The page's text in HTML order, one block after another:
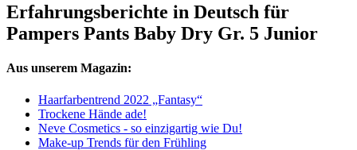
Erfahrungsberichte in Deutsch für
Pampers Pants Baby Dry Gr. 5 Junior
Aus unserem Magazin:
Haarfarbentrend 2022 „Fantasy“
Trockene Hände ade!
Neve Cosmetics - so einzigartig wie Du!
Make-up Trends für den Frühling